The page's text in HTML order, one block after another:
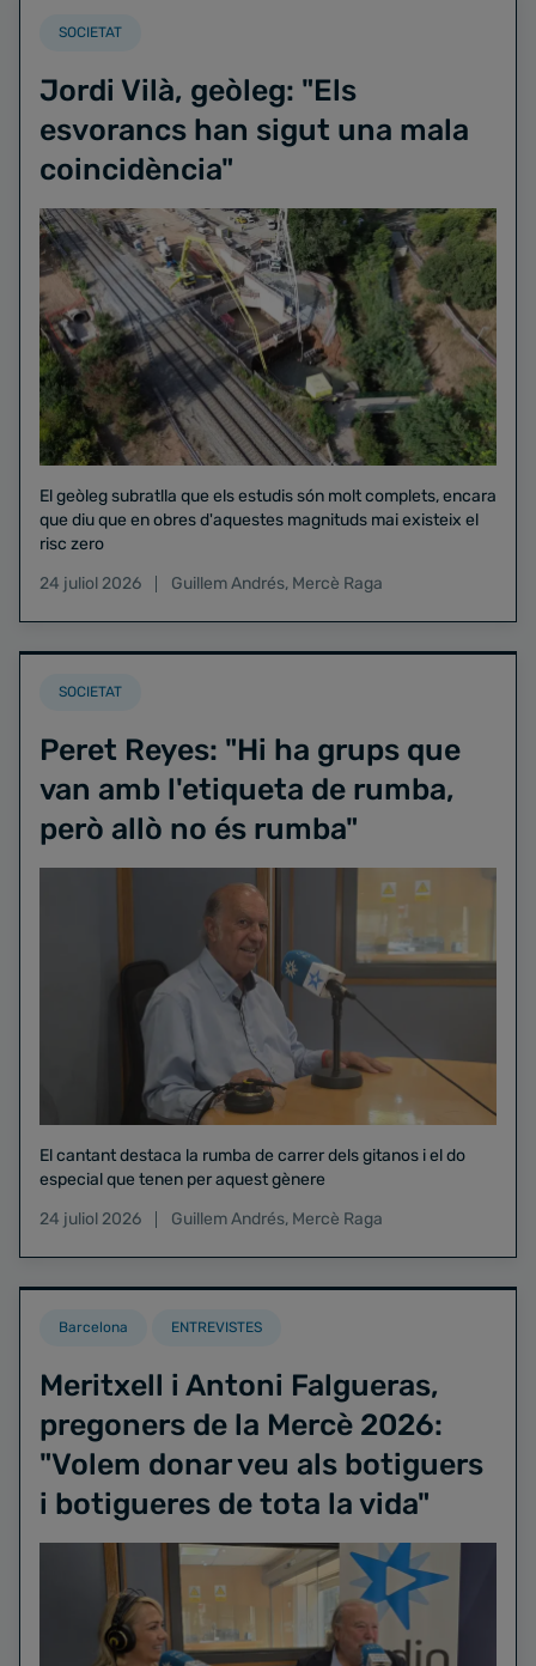
SOCIETAT
Jordi Vilà, geòleg: "Els
esvorancs han sigut una mala
coincidència"
El geòleg subratlla que els estudis són molt complets, encara
que diu que en obres d'aquestes magnituds mai existeix el
risc zero
24 juliol 2026
Guillem Andrés, Mercè Raga
SOCIETAT
Peret Reyes: "Hi ha grups que
van amb l'etiqueta de rumba,
però allò no és rumba"
El cantant destaca la rumba de carrer dels gitanos i el do
especial que tenen per aquest gènere
24 juliol 2026
Guillem Andrés, Mercè Raga
Barcelona ENTREVISTES
Meritxell i Antoni Falgueras,
pregoners de la Mercè 2026:
"Volem donar veu als botiguers
i botigueres de tota la vida"